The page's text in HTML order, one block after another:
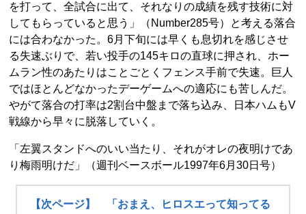
を打って、全試合に出て、それなりの成績を残す技術に対
してもらっていると思う」（Number285号）と考える落合
には合わなかった。6月下旬には早くも息切れを感じさせ
る失速ぶりで、若い投手の145キロの直球に押され、ホー
ムラン性のあたりはことごとくフェンス手前で失速。巨人
ではほとんどなかったデーゲームへの適応にも苦しんだ。
やがて落合の打率は2割台中盤まで落ち込み、日本ハムもV
戦線から早々に脱落していく。
「左翼スタンドへのいい当たり、それがオレの夜明けであ
り梅雨明けだ」（週刊ベースボール1997年6月30日号）
【次ページ】 「おまえ、ヒロスエって知ってる